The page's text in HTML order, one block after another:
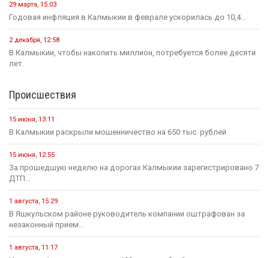
29 марта, 15:03
Годовая инфляция в Калмыкии в феврале ускорилась до 10,4...
2 декабря, 12:58
В Калмыкии, чтобы накопить миллион, потребуется более десяти
лет.
Происшествия
15 июня, 13:11
В Калмыкии раскрыли мошенничество на 650 тыс. рублей
15 июня, 12:55
За прошедшую неделю на дорогах Калмыкии зарегистрировано 7
ДТП...
1 августа, 15:29
В Яшкульском районе руководитель компании оштрафован за
незаконный прием...
1 августа, 11:17